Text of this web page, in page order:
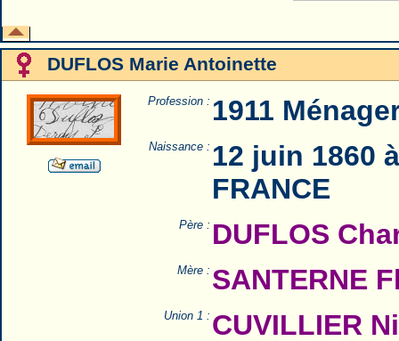
DUFLOS Marie Antoinette
Profession : 1911
Naissance : 12 juin 1860
FRANCE
Père : DUFLOS
Mère : SANTERNE
Union 1 : CUVILLIER